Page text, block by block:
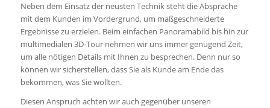
Neben dem Einsatz der neusten Technik steht die Absprache
mit dem Kunden im Vordergrund, um maßgeschneiderte
Ergebnisse zu erzielen. Beim einfachen Panoramabild bis hin zur
multimedialen 3D-Tour nehmen wir uns immer genügend Zeit,
um alle nötigen Details mit Ihnen zu besprechen. Denn nur so
können wir sicherstellen, dass Sie als Kunde am Ende das
bekommen, was Sie wollten.
Diesen Anspruch achten wir auch gegenüber unseren